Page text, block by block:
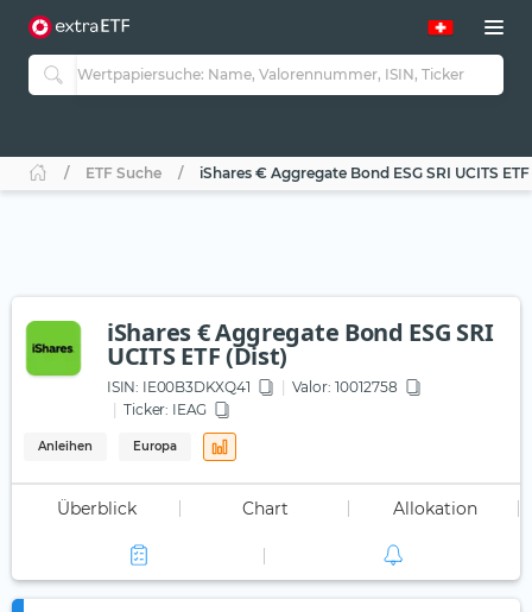
ETF Suche iShares € Aggregate Bond ESG SRI UCITS
iShares € Aggregate Bond ESG SRI
UCITS ETF (Dist)
ISIN: IE00B3DKXQ41
Valor: 10012758
Ticker: IEAG
Anleihen Europa
Überblick Chart Allokation